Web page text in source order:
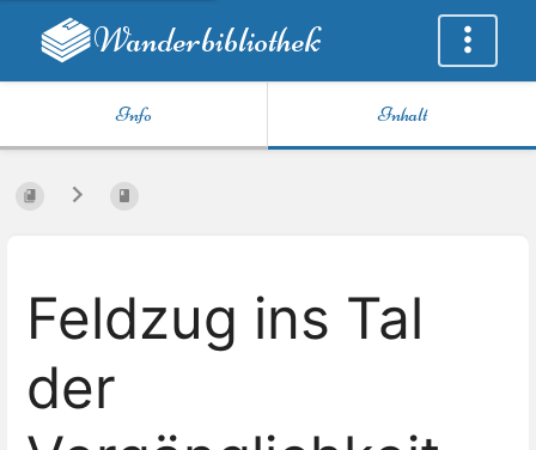
Wanderbibliothek
Info Inhalt
Feldzug ins Tal
der